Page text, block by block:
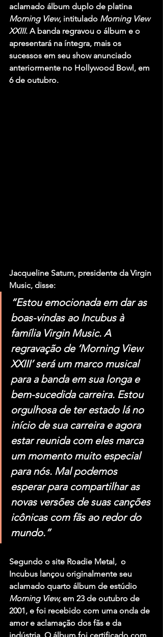
aclamado álbum duplo de platina
Morning View, intitulado Morning View
XXIII. A banda regravou o álbum e o
apresentará na íntegra, mais os
sucessos em seu show anunciado
anteriormente no Hollywood Bowl, em
6 de outubro.
Jacqueline Saturn, presidente da Virgin
Music, disse:
“Estou emocionada em dar as
boas-vindas ao Incubus à
família Virgin Music. A
regravação de ‘Morning View
XXIII’ será um marco musical
para a banda em sua longa e
bem-sucedida carreira. Estou
orgulhosa de ter estado lá no
início de sua carreira e agora
estar reunida com eles marca
um momento muito especial
para nós. Mal podemos
esperar para compartilhar as
novas versões de suas canções
icônicas com fãs ao redor do
mundo.”
Segundo o site Roadie Metal,  o
Incubus lançou originalmente seu
aclamado quarto álbum de estúdio
Morning View, em 23 de outubro de
2001, e foi recebido com uma onda de
amor e aclamação dos fãs e da